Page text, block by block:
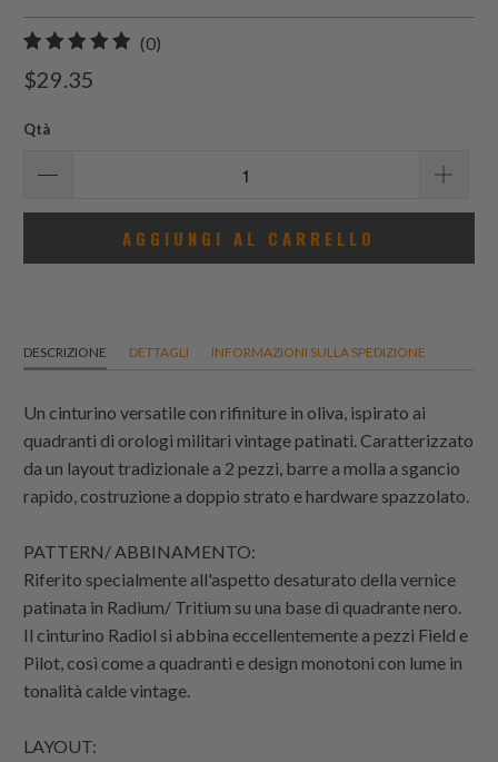
(0)
$29.35
Qtà
AGGIUNGI AL CARRELLO
DESCRIZIONE DETTAGLI INFORMAZIONI SULLA SPEDIZIONE
Un cinturino versatile con rifiniture in oliva, ispirato ai
quadranti di orologi militari vintage patinati. Caratterizzato
da un layout tradizionale a 2 pezzi, barre a molla a sgancio
rapido, costruzione a doppio strato e hardware spazzolato.
PATTERN/ ABBINAMENTO:
Riferito specialmente all'aspetto desaturato della vernice
patinata in Radium/ Tritium su una base di quadrante nero.
Il cinturino Radiol si abbina eccellentemente a pezzi Field e
Pilot, così come a quadranti e design monotoni con lume in
tonalità calde vintage.
LAYOUT: